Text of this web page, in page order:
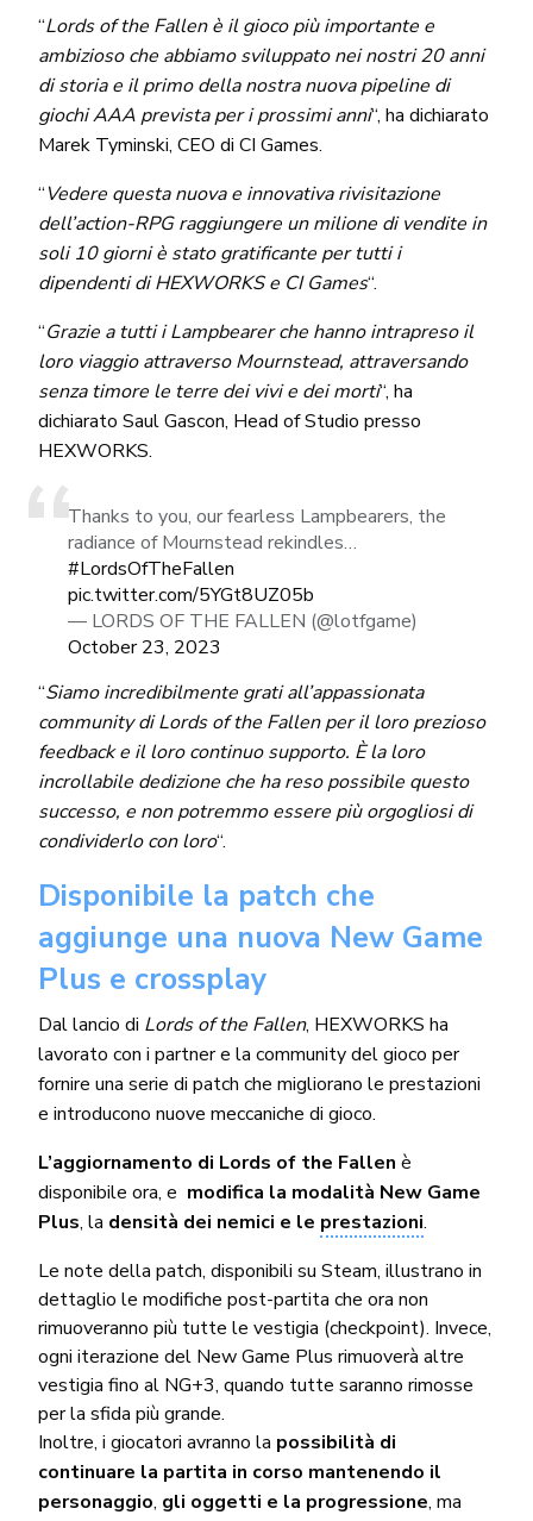
“Lords of the Fallen è il gioco più importante e
ambizioso che abbiamo sviluppato nei nostri 20 anni
di storia e il primo della nostra nuova pipeline di
giochi AAA prevista per i prossimi anni“, ha dichiarato
Marek Tyminski, CEO di CI Games.
“Vedere questa nuova e innovativa rivisitazione
dell’action-RPG raggiungere un milione di vendite in
soli 10 giorni è stato gratificante per tutti i
dipendenti di HEXWORKS e CI Games“.
“Grazie a tutti i Lampbearer che hanno intrapreso il
loro viaggio attraverso Mournstead, attraversando
senza timore le terre dei vivi e dei morti“, ha
dichiarato Saul Gascon, Head of Studio presso
HEXWORKS.
Thanks to you, our fearless Lampbearers, the
radiance of Mournstead rekindles…
#LordsOfTheFallen
pic.twitter.com/5YGt8UZ05b
— LORDS OF THE FALLEN (@lotfgame)
October 23, 2023
“Siamo incredibilmente grati all’appassionata
community di Lords of the Fallen per il loro prezioso
feedback e il loro continuo supporto. È la loro
incrollabile dedizione che ha reso possibile questo
successo, e non potremmo essere più orgogliosi di
condividerlo con loro“.
Disponibile la patch che
aggiunge una nuova New Game
Plus e crossplay
Dal lancio di Lords of the Fallen, HEXWORKS ha
lavorato con i partner e la community del gioco per
fornire una serie di patch che migliorano le prestazioni
e introducono nuove meccaniche di gioco.
L’aggiornamento di Lords of the Fallen è
disponibile ora, e modifica la modalità New Game
Plus, la densità dei nemici e le prestazioni.
Le note della patch, disponibili su Steam, illustrano in
dettaglio le modifiche post-partita che ora non
rimuoveranno più tutte le vestigia (checkpoint). Invece,
ogni iterazione del New Game Plus rimuoverà altre
vestigia fino al NG+3, quando tutte saranno rimosse
per la sfida più grande.
Inoltre, i giocatori avranno la possibilità di
continuare la partita in corso mantenendo il
personaggio, gli oggetti e la progressione, ma